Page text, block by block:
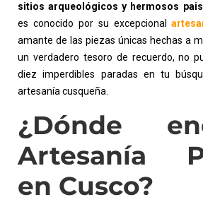
sitios arqueológicos y hermosos
es conocido por su excepcional
amante de las piezas únicas hechas a
un verdadero tesoro de recuerdo, no
diez imperdibles paradas en tu
artesanía cusqueña.
¿Dónde
Artesanía
en Cusco?